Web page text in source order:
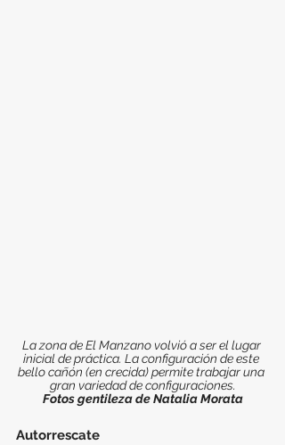
La zona de El Manzano volvió a ser el lugar
inicial de práctica. La configuración de este
bello cañón (en crecida) permite trabajar una
gran variedad de configuraciones.
Fotos gentileza de Natalia Morata
Autorrescate